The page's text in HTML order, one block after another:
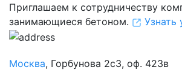
Приглашаем к сотрудничеству
занимающиеся бетоном.
Узнать
Москва, Горбунова 2с3, оф. 423в